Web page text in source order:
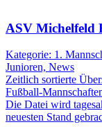
ASV Michelfeld
Kategorie: 1.
Junioren, News
Zeitlich sortierte
Fußball-
Die Datei wird
neuesten Stand